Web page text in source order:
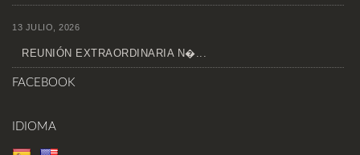
13 JULIO, 2026
REUNIÓN EXTRAORDINARIA N�...
FACEBOOK
IDIOMA